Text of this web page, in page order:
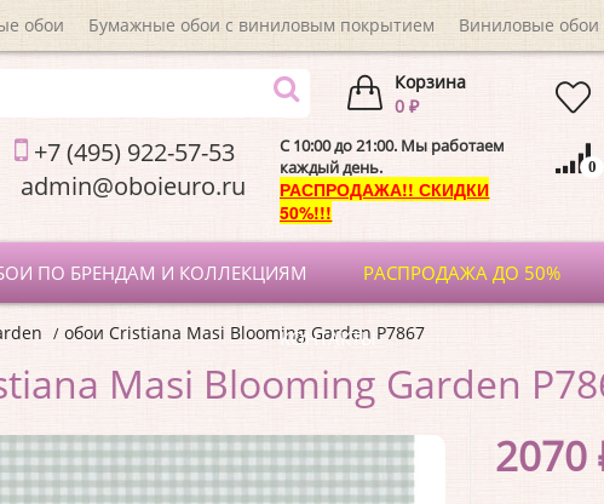
обои Бумажные обои с виниловым покрытием Виниловые обои
Корзина
0 ₽
+7 (495) 922-57-53
C 10:00 до 21:00. Мы работаем
каждый день.
РАСПРОДАЖА!! СКИДКИ
50%!!!
0
ПО БРЕНДАМ И КОЛЛЕКЦИЯМ РАСПРОДАЖА ДО 50%
КОНТАКТЫ
обои Cristiana Masi Blooming Garden P7867
Masi Blooming Garden
2070